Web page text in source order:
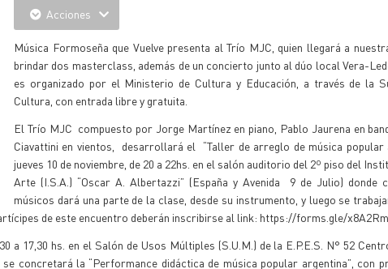
Acciones
Música Formoseña que Vuelve presenta al Trío MJC, quien llegará a
brindar dos masterclass, además de un concierto junto al dúo local Vera-
es organizado por el Ministerio de Cultura y Educación, a través de la
Cultura, con entrada libre y gratuita.
El Trío MJC compuesto por Jorge Martínez en piano, Pablo Jaurena en
Ciavattini en vientos, desarrollará el “Taller de arreglo de música popular
jueves 10 de noviembre, de 20 a 22hs. en el salón auditorio del 2º piso del
Arte (I.S.A.) “Oscar A. Albertazzi” (España y Avenida 9 de Julio) donde
músicos dará una parte de la clase, desde su instrumento, y luego se
de este encuentro deberán inscribirse al link: https://forms.gle/
a 17,30 hs. en el Salón de Usos Múltiples (S.U.M.) de la E.P.E.S. N° 52
concretará la “Performance didáctica de música popular argentina”, con